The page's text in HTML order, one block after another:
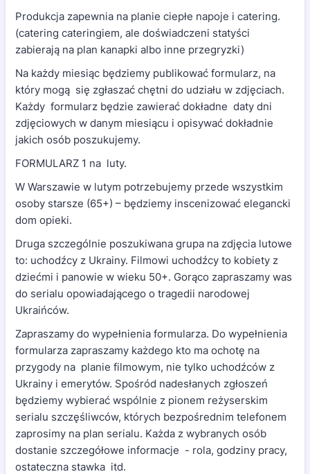
Produkcja zapewnia na planie ciepłe napoje i catering.
(catering cateringiem, ale doświadczeni statyści
zabierają na plan kanapki albo inne przegryzki)
Na każdy miesiąc będziemy publikować formularz, na
który mogą się zgłaszać chętni do udziału w zdjęciach.
Każdy formularz będzie zawierać dokładne daty dni
zdjęciowych w danym miesiącu i opisywać dokładnie
jakich osób poszukujemy.
FORMULARZ 1 na luty.
W Warszawie w lutym potrzebujemy przede wszystkim
osoby starsze (65+) – będziemy inscenizować elegancki
dom opieki.
Druga szczególnie poszukiwana grupa na zdjęcia lutowe
to: uchodźcy z Ukrainy. Filmowi uchodźcy to kobiety z
dziećmi i panowie w wieku 50+. Gorąco zapraszamy was
do serialu opowiadającego o tragedii narodowej
Ukraińców.
Zapraszamy do wypełnienia formularza. Do wypełnienia
formularza zapraszamy każdego kto ma ochotę na
przygody na planie filmowym, nie tylko uchodźców z
Ukrainy i emerytów. Spośród nadesłanych zgłoszeń
będziemy wybierać wspólnie z pionem reżyserskim
serialu szczęśliwców, których bezpośrednim telefonem
zaprosimy na plan serialu. Każda z wybranych osób
dostanie szczegółowe informacje - rola, godziny pracy,
ostateczna stawka itd.